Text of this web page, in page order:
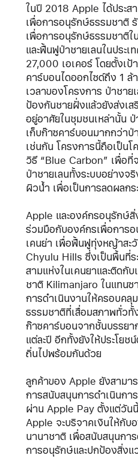
ในปี 2018 Apple ได้ประ
เพื่อการอนุรักษ์ธรรมชาติ
เพื่อการอนุรักษ์ธรรมชาติใ
และฟื้นฟูป่าชายเลนในประ
27,000 เอเคอร์ โดยตั้งเป้
คาร์บอนไดออกไซด์ถึง 1 ล้
เวลาของโครงการ ป่าชาย
ป้องกันชายฝั่งแล้วยังส่งเ
อยู่อาศัยในชุมชนเหล่านั้น
เก็บก๊าซคาร์บอนมากกว่าป่
เช่นกัน โครงการนี้ถือเป็นโ
วิธี “Blue Carbon” เพื่อที่
ป่าชายเลนทั้งระบบอย่างจ
ผิวน้ำ เพื่อเป็นการลดผลก
Apple และองค์กรอนุรักษ์
ร่วมมือกับองค์กรเพื่อการ
เคนย่า เพื่อฟื้นฟูทุ่งหญ้าสะ
Chyulu Hills ซึ่งเป็นพื้นที่
สามแห่งในเคนยาและติดกั
ชาติ Kilimanjaro ในแทนซ
การดำเนินงานให้ครอบคลุ
ธรรมชาติที่เสื่อมสภาพทั่วทั้
ก๊าซคาร์บอนจากชั้นบรรยา
แต่ละปี อีกทั้งยังให้ประโย
ถิ่นไปพร้อมกันด้วย
ลูกค้าของ Apple ยังสามา
การสนับสนุนการดำเนินกา
ผ่าน Apple Pay ตั้งแต่วัน
Apple จะบริจาคเงินให้กั
นานาชาติ เพื่อสนับสนุนกา
การอนุรักษ์และปกป้องสิ่งแ